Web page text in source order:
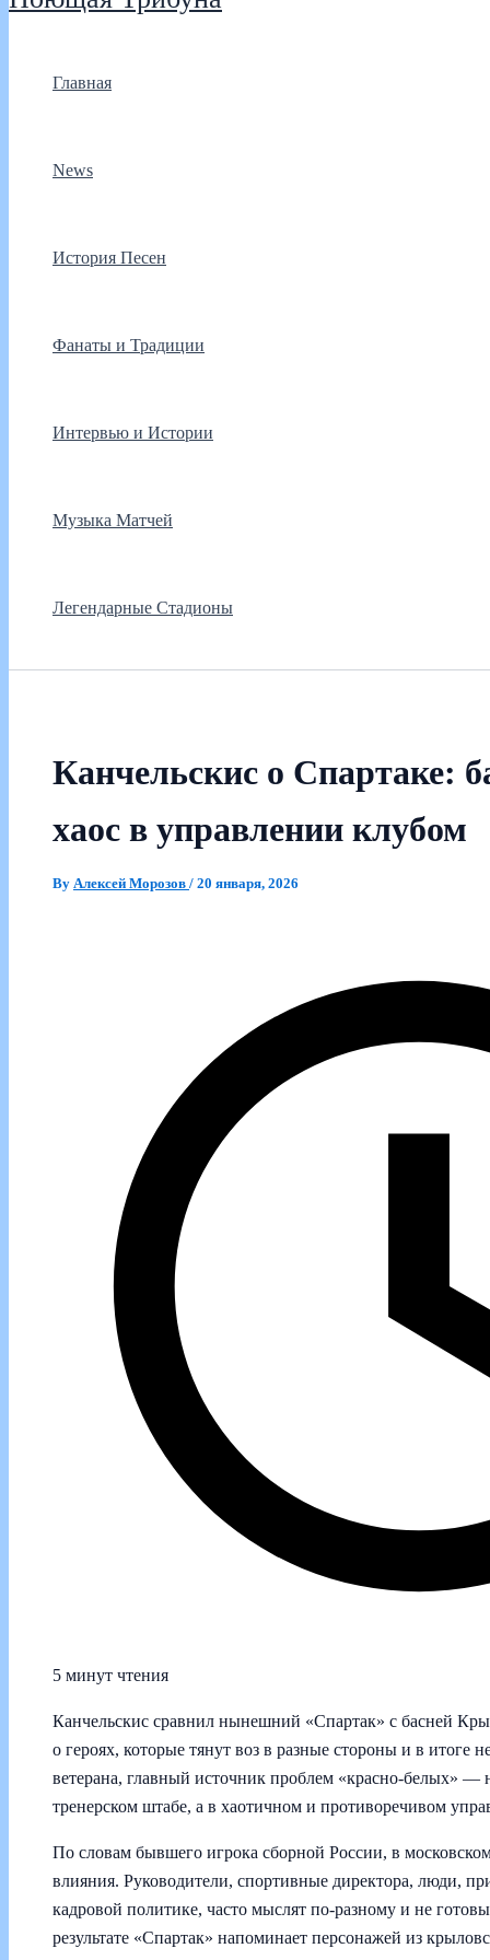
Главная
News
История Песен
Фанаты и Традиции
Интервью и Истории
Музыка Матчей
Легендарные Стадионы
Канчельскис о Спартаке:
хаос в управлении клубом
By Алексей Морозов / 20 января, 2026
5 минут чтения
Канчельскис сравнил нынешний «Спартак» с басней
о героях, которые тянут воз в разные стороны и в итоге
ветерана, главный источник проблем «красно‑белых» —
тренерском штабе, а в хаотичном и противоречивом
По словам бывшего игрока сборной России, в
влияния. Руководители, спортивные директора, люди,
кадровой политике, часто мыслят по‑разному и не
результате «Спартак» напоминает персонажей из